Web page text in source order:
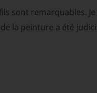
sont remarquables.
la peinture a été